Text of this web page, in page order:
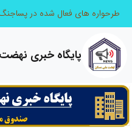
پایگاه خبری